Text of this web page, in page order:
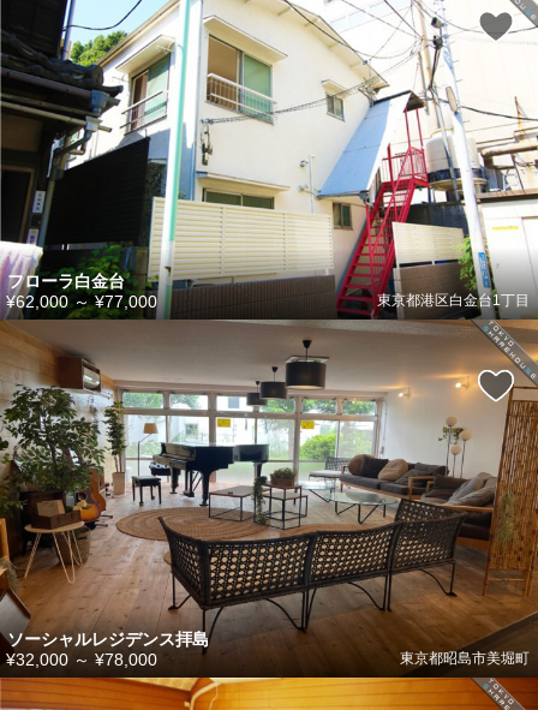
フローラ白金台
東京都港区白金台1丁目
¥62,000～¥77,000
ソーシャルレジデンス拝島
東京都昭島市美堀町
¥32,000 ～ ¥78,000